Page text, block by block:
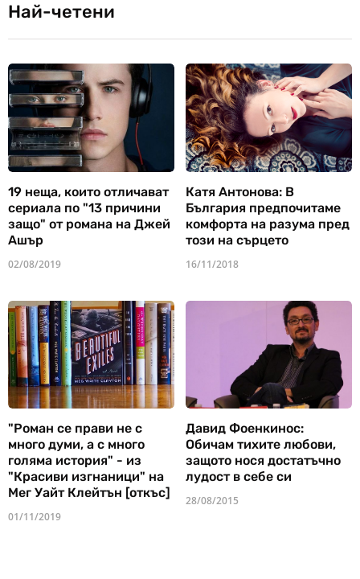
Най-четени
19 неща, които отличават
сериала по "13 причини
защо" от романа на Джей
Ашър
02/08/2019
Катя Антонова: В
България предпочитаме
комфорта на разума пред
този на сърцето
16/11/2018
"Роман се прави не с
много думи, а с много
голяма история" - из
"Красиви изгнаници" на
Мег Уайт Клейтън [откъс]
01/11/2019
Давид Фоенкинос:
Обичам тихите любови,
защото нося достатъчно
лудост в себе си
28/08/2015